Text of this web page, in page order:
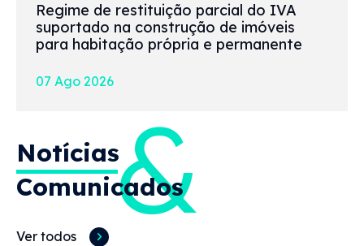
Regime de restituição parcial do IVA
suportado na construção de imóveis
para habitação própria e permanente
07 Ago 2026
Notícias&
Comunicados
Ver todos